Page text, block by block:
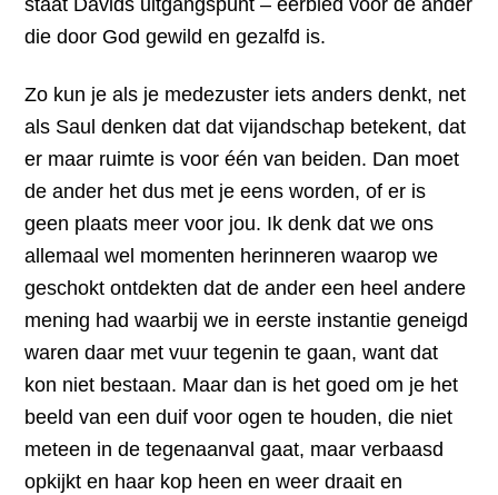
die door God gewild en gezalfd is.
Zo kun je als je medezuster iets anders denkt, net
als Saul denken dat dat vijandschap betekent, dat
er maar ruimte is voor één van beiden. Dan moet
de ander het dus met je eens worden, of er is
geen plaats meer voor jou. Ik denk dat we ons
allemaal wel momenten herinneren waarop we
geschokt ontdekten dat de ander een heel andere
mening had waarbij we in eerste instantie geneigd
waren daar met vuur tegenin te gaan, want dat
kon niet bestaan. Maar dan is het goed om je het
beeld van een duif voor ogen te houden, die niet
meteen in de tegenaanval gaat, maar verbaasd
opkijkt en haar kop heen en weer draait en